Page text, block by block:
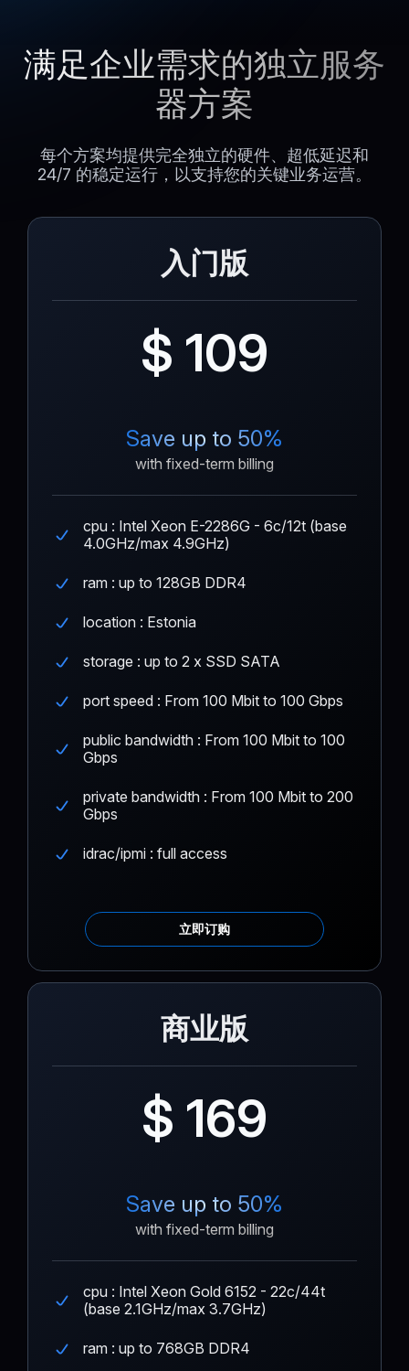
满足企业需求的独立服务
器方案
每个方案均提供完全独立的硬件、超低延迟和
24/7 的稳定运行，以支持您的关键业务运营。
入门版
$ 109
Save up to 50%
with fixed-term billing
cpu : Intel Xeon E-2286G - 6c/12t (base
4.0GHz/max 4.9GHz)
ram : up to 128GB DDR4
location : Estonia
storage : up to 2 x SSD SATA
port speed : From 100 Mbit to 100 Gbps
public bandwidth : From 100 Mbit to 100
Gbps
private bandwidth : From 100 Mbit to 200
Gbps
idrac/ipmi : full access
立即订购
商业版
$ 169
Save up to 50%
with fixed-term billing
cpu : Intel Xeon Gold 6152 - 22c/44t
(base 2.1GHz/max 3.7GHz)
ram : up to 768GB DDR4